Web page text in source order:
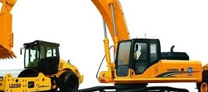
водителем, помогают
вмешательство может
что к самостоятельной смотке
Последствия
машина может не заводиться